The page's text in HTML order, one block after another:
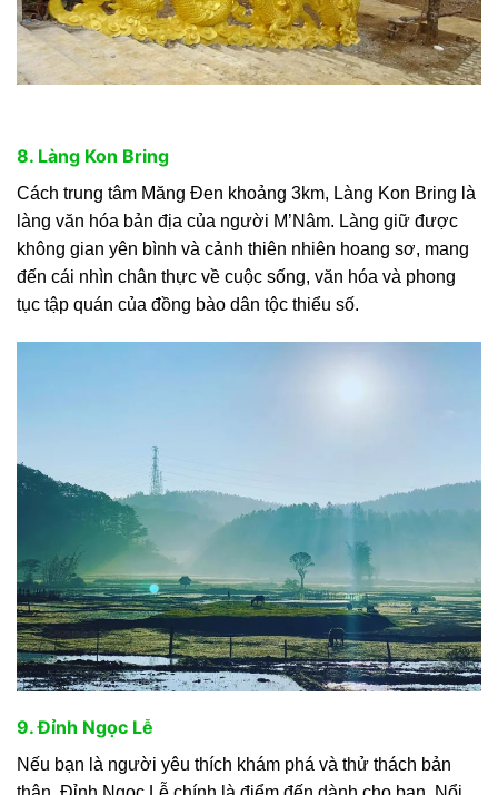
8. Làng Kon Bring
Cách trung tâm Măng Đen khoảng 3km, Làng Kon Bring là
làng văn hóa bản địa của người M’Nâm. Làng giữ được
không gian yên bình và cảnh thiên nhiên hoang sơ, mang
đến cái nhìn chân thực về cuộc sống, văn hóa và phong
tục tập quán của đồng bào dân tộc thiểu số.
9. Đỉnh Ngọc Lễ
Nếu bạn là người yêu thích khám phá và thử thách bản